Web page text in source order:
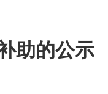
助的公示